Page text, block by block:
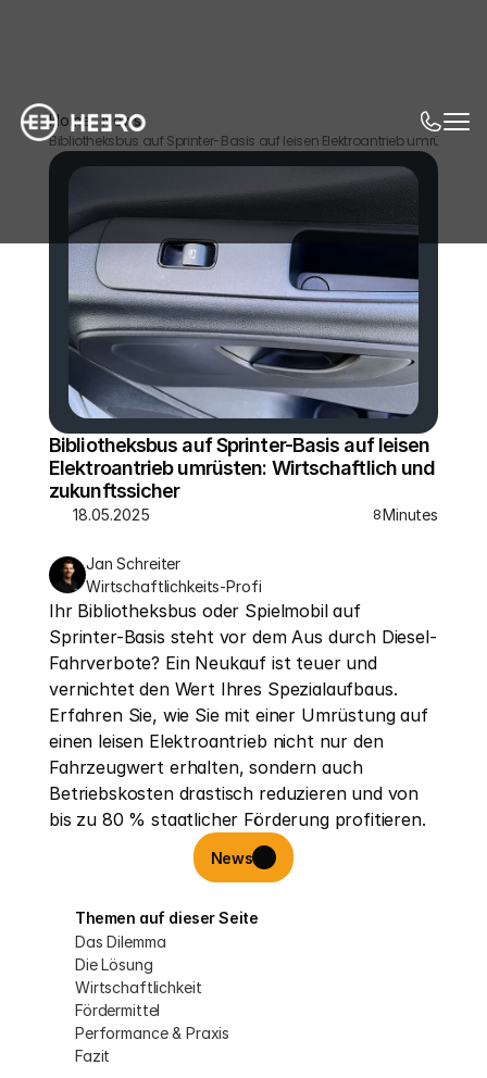
Home News
Bibliotheksbus auf Sprinter-Basis auf leisen Elektroantrieb umrüsten:
Bibliotheksbus auf Sprinter-Basis auf leisen
Elektroantrieb umrüsten: Wirtschaftlich und
zukunftssicher
18.05.2025 8Minutes
Jan Schreiter
Wirtschaftlichkeits-Profi
Ihr Bibliotheksbus oder Spielmobil auf
Sprinter-Basis steht vor dem Aus durch Diesel-
Fahrverbote? Ein Neukauf ist teuer und
vernichtet den Wert Ihres Spezialaufbaus.
Erfahren Sie, wie Sie mit einer Umrüstung auf
einen leisen Elektroantrieb nicht nur den
Fahrzeugwert erhalten, sondern auch
Betriebskosten drastisch reduzieren und von
bis zu 80 % staatlicher Förderung profitieren.
News
Themen auf dieser Seite
Das Dilemma
Die Lösung
Wirtschaftlichkeit
Fördermittel
Performance & Praxis
Fazit